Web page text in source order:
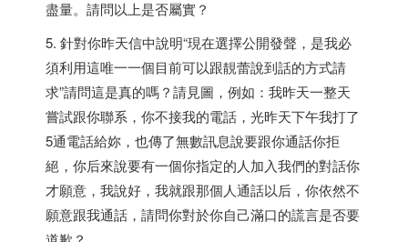
盡量。請問以上是否屬實？
5. 針對你昨天信中說明“現在選擇公開發聲，是我必
須利用這唯一一個目前可以跟靚蕾說到話的方式請
求”請問這是真的嗎？請見圖，例如：我昨天一整天
嘗試跟你聯系，你不接我的電話，光昨天下午我打了
5通電話給妳，也傳了無數訊息說要跟你通話你拒
絕，你后來說要有一個你指定的人加入我們的對話你
才願意，我說好，我就跟那個人通話以后，你依然不
願意跟我通話，請問你對於你自己滿口的謊言是否要